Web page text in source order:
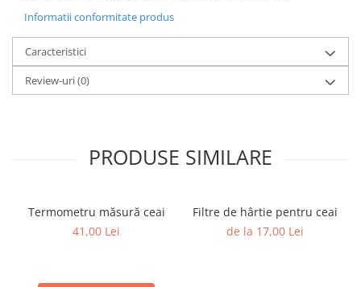
Informatii conformitate produs
Caracteristici
Review-uri(0)
PRODUSE SIMILARE
Termometru măsură ceai
41,00 Lei
Filtre de hârtie pentru ceai
de la 17,00 Lei